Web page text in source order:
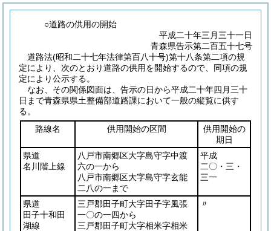
○道路の供用の開始
平成二十年三月三十一日
青森県告示第二百五十七号
道路法(昭和二十七年法律第百八十号)第十八条第二項の規
定により、次のとおり道路の供用を開始するので、同項の規
定により公示する。
なお、その関係図面は、告示の日から平成二十年四月三十
日まで青森県県土整備部道路課において一般の縦覧に供す
る。
路線名
供用開始の区間
供用開始の
期日
県道
名川階上線
八戸市南郷区大字島守字中渡
六の一から
八戸市南郷区大字島守字玄能
二八の一まで
平成
二〇・三・
三一
県道
田子十和田
湖線
三戸郡田子町大字田子字風張
一〇の一四から
三戸郡田子町大字相米字相米
〃